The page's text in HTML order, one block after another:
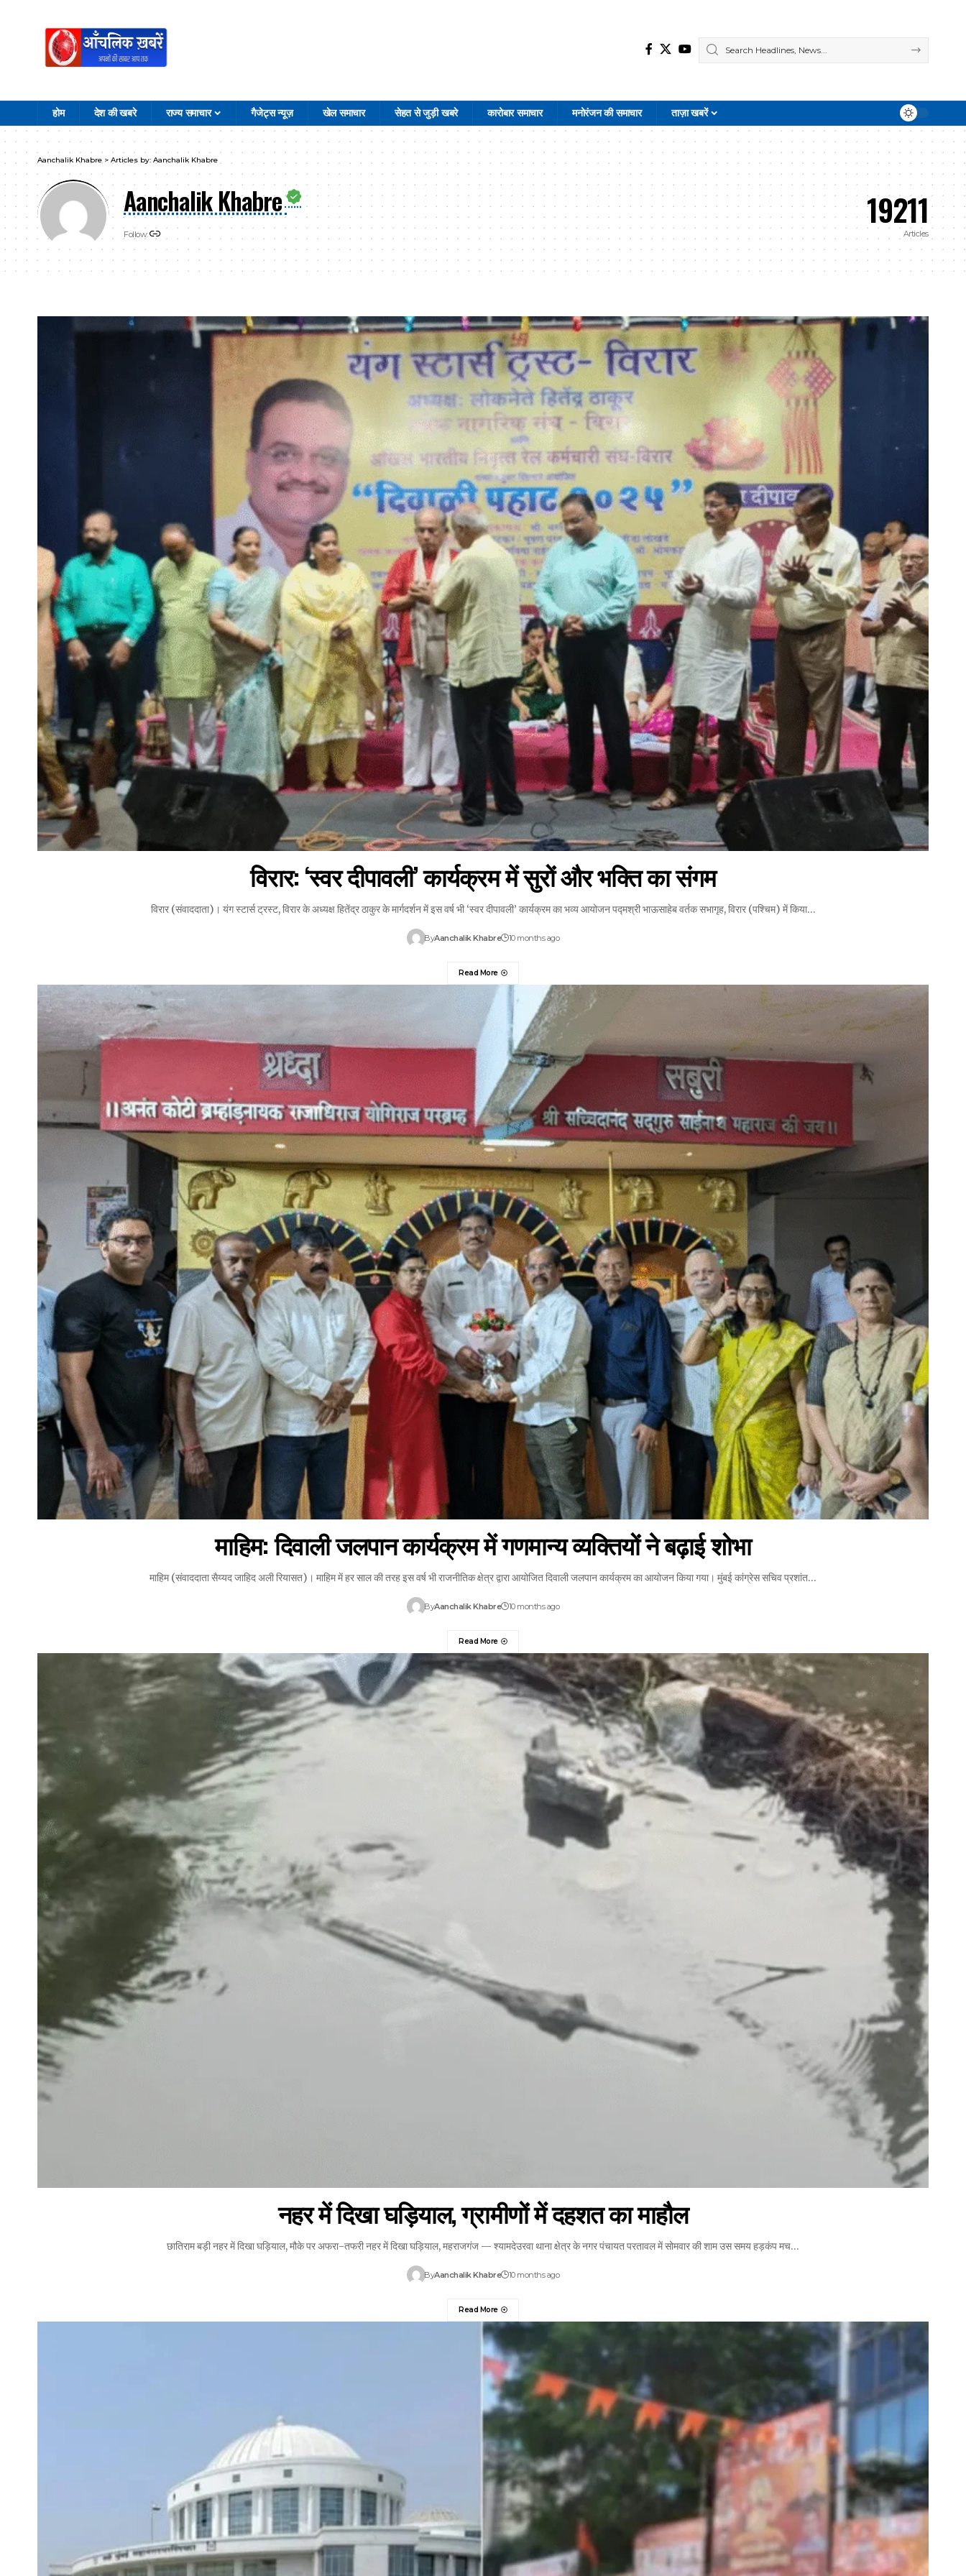
होम देश की खबरे राज्य समाचार गैजेट्स न्यूज़ खेल समाचार सेहत से जुड़ी खबरे कारोबार समाचार मनोरंजन की समाचार ताज़ा खबरें
Aanchalik Khabre > Articles by: Aanchalik Khabre
Aanchalik Khabre
Follow:
19211
Articles
विरार: ‘स्वर दीपावली’ कार्यक्रम में सुरों और भक्ति का संगम
विरार (संवाददाता)। यंग स्टार्स ट्रस्ट, विरार के अध्यक्ष हितेंद्र ठाकुर के मार्गदर्शन में इस वर्ष भी ‘स्वर दीपावली’ कार्यक्रम का भव्य आयोजन पद्मश्री भाऊसाहेब वर्तक सभागृह, विरार (पश्चिम) में किया…
ByAanchalik Khabre 10 months ago
Read More
माहिम: दिवाली जलपान कार्यक्रम में गणमान्य व्यक्तियों ने बढ़ाई शोभा
माहिम (संवाददाता सैय्यद जाहिद अली रियासत)। माहिम में हर साल की तरह इस वर्ष भी राजनीतिक क्षेत्र द्वारा आयोजित दिवाली जलपान कार्यक्रम का आयोजन किया गया। मुंबई कांग्रेस सचिव प्रशांत…
ByAanchalik Khabre 10 months ago
Read More
नहर में दिखा घड़ियाल, ग्रामीणों में दहशत का माहौल
छातिराम बड़ी नहर में दिखा घड़ियाल, मौके पर अफरा-तफरी नहर में दिखा घड़ियाल, महराजगंज — श्यामदेउरवा थाना क्षेत्र के नगर पंचायत परतावल में सोमवार की शाम उस समय हड़कंप मच…
ByAanchalik Khabre 10 months ago
Read More